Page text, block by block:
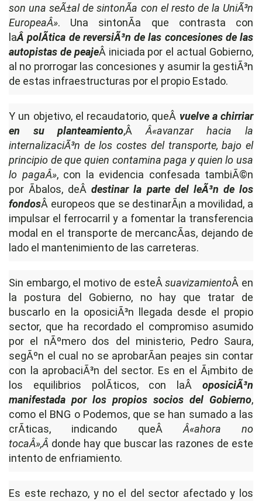
son una seÃ±al de sintonÃ­a con el resto de la UniÃ³n
EuropeaÂ». Una sintonÃ­a que contrasta con
laÂ polÃ­tica de reversiÃ³n de las concesiones de las
autopistas de peajeÂ iniciada por el actual Gobierno,
al no prorrogar las concesiones y asumir la gestiÃ³n
de estas infraestructuras por el propio Estado.
Y un objetivo, el recaudatorio, queÂ vuelve a chirriar
en su planteamiento,Â Â«avanzar hacia la
internalizaciÃ³n de los costes del transporte, bajo el
principio de que quien contamina paga y quien lo usa
lo pagaÂ», con la evidencia confesada tambiÃ©n
por Ãbalos, deÂdestinar la parte del leÃ³n de los
fondosÂ europeos que se destinarÃ¡n a movilidad, a
impulsar el ferrocarril y a fomentar la transferencia
modal en el transporte de mercancÃ­as, dejando de
lado el mantenimiento de las carreteras.
Sin embargo, el motivo de esteÂsuavizamientoÂ en
la postura del Gobierno, no hay que tratar de
buscarlo en la oposiciÃ³n llegada desde el propio
sector, que ha recordado el compromiso asumido
por el nÃºmero dos del ministerio, Pedro Saura,
segÃºn el cual no se aprobarÃ­an peajes sin contar
con la aprobaciÃ³n del sector. Es en el Ã¡mbito de
los equilibrios polÃ­ticos, con laÂ oposiciÃ³n
manifestada por los propios socios del Gobierno,
como el BNG o Podemos, que se han sumado a las
crÃ­ticas, indicando queÂ Â«ahora no
tocaÂ»,Â donde hay que buscar las razones de este
intento de enfriamiento.
Es este rechazo, y no el del sector afectado y los